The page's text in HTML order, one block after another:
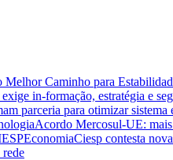
Caminho para
in-formação, estratégia e
parceria para otimizar sistema
Acordo Mercosul-UE:
EconomiaCiesp contesta